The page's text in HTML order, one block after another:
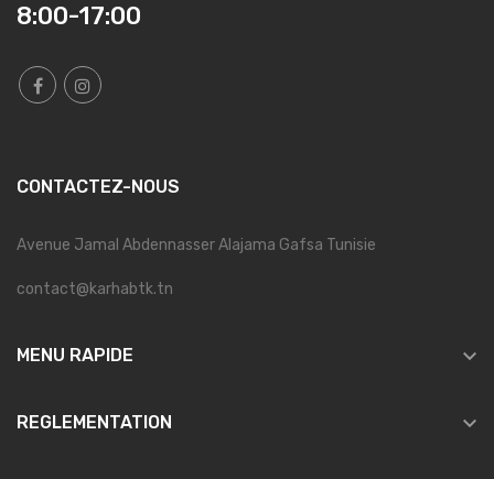
8:00-17:00
CONTACTEZ-NOUS
Avenue Jamal Abdennasser Alajama Gafsa Tunisie
contact@karhabtk.tn
MENU RAPIDE 
REGLEMENTATION 